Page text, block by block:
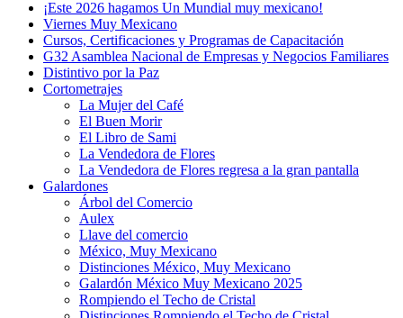
¡Este 2026 hagamos Un Mundial muy mexicano!
Viernes Muy Mexicano
Cursos, Certificaciones y Programas de Capacitación
G32 Asamblea Nacional de Empresas y Negocios Familiares
Distintivo por la Paz
Cortometrajes
La Mujer del Café
El Buen Morir
El Libro de Sami
La Vendedora de Flores
La Vendedora de Flores regresa a la gran pantalla
Galardones
Árbol del Comercio
Aulex
Llave del comercio
México, Muy Mexicano
Distinciones México, Muy Mexicano
Galardón México Muy Mexicano 2025
Rompiendo el Techo de Cristal